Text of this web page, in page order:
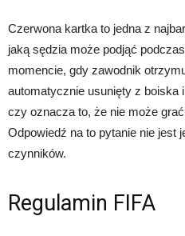
Czerwona kartka to jedna z
jaką sędzia może podjąć
momencie, gdy zawodnik
automatycznie usunięty z boiska
czy oznacza to, że nie może
Odpowiedź na to pytanie nie jest
czynników.
Regulamin FIFA